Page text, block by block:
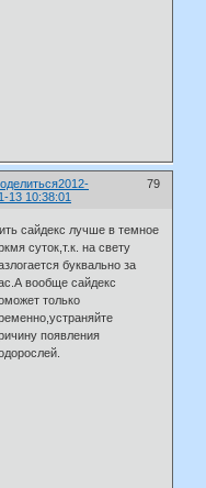
79
2012-
13 10:38:01
сайдекс лучше в темное
суток,т.к. на свету
буквально за
вообще сайдекс
только
появления